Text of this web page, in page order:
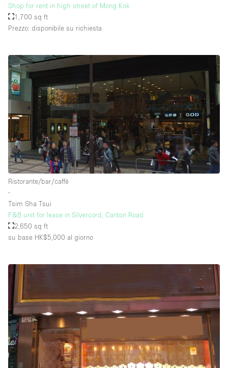
Shop for rent in high street of Mong Kok
1,700 sq ft
Prezzo: disponibile su richiesta
Ristorante/bar/caffè
∙
Tsim Sha Tsui
F&B unit for lease in Silvercord, Canton Road
2,650 sq ft
su base HK$5,000 al giorno